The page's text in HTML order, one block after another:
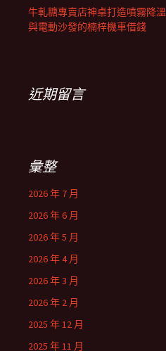
牛軋糖專賣店神桌打造噴霧降溫
與電動沙發的楠梓機車借錢
近期留言
彙整
2026 年 7 月
2026 年 6 月
2026 年 5 月
2026 年 4 月
2026 年 3 月
2026 年 2 月
2025 年 12 月
2025 年 11 月